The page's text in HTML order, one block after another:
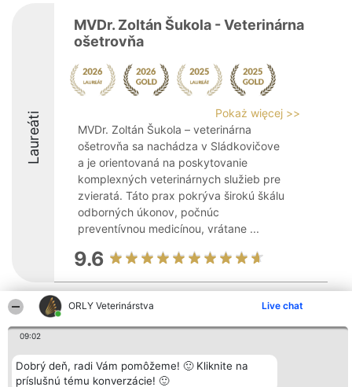
ORLY Veterinárstva Live chat
09:02
Dobrý deň, radi Vám pomôžeme! 🙂 Kliknite na
príslušnú tému konverzácie! 🙂
Laureáti
MVDr. Zoltán Šukola - Veterinárna
ošetrovňa
Pokaż więcej >>
MVDr. Zoltán Šukola – veterinárna
ošetrovňa sa nachádza v Sládkovičove
a je orientovaná na poskytovanie
komplexných veterinárnych služieb pre
zvieratá. Táto prax pokrýva širokú škálu
odborných úkonov, počnúc
preventívnou medicínou, vrátane ...
9.6
Organizátor hodnotenia
Bright Side Solutions sp. z o.
o. sp. k.
Wrocław 50-079
KRS 0000749100 | Regon
381313360 | NIP 8943132676
Laureáti
Laureatów
Podmienky
Obchodné
Kontakt